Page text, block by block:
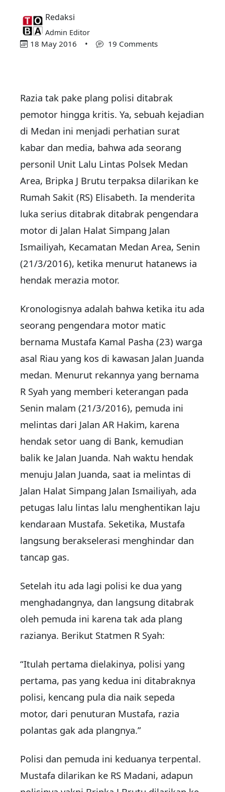
Redaksi
Admin Editor
18 May 2016 • 19 Comments
Razia tak pake plang polisi ditabrak
pemotor hingga kritis. Ya, sebuah kejadian
di Medan ini menjadi perhatian surat
kabar dan media, bahwa ada seorang
personil Unit Lalu Lintas Polsek Medan
Area, Bripka J Brutu terpaksa dilarikan ke
Rumah Sakit (RS) Elisabeth. Ia menderita
luka serius ditabrak ditabrak pengendara
motor di Jalan Halat Simpang Jalan
Ismailiyah, Kecamatan Medan Area, Senin
(21/3/2016), ketika menurut hatanews ia
hendak merazia motor.
Kronologisnya adalah bahwa ketika itu ada
seorang pengendara motor matic
bernama Mustafa Kamal Pasha (23) warga
asal Riau yang kos di kawasan Jalan Juanda
medan. Menurut rekannya yang bernama
R Syah yang memberi keterangan pada
Senin malam (21/3/2016), pemuda ini
melintas dari Jalan AR Hakim, karena
hendak setor uang di Bank, kemudian
balik ke Jalan Juanda. Nah waktu hendak
menuju Jalan Juanda, saat ia melintas di
Jalan Halat Simpang Jalan Ismailiyah, ada
petugas lalu lintas lalu menghentikan laju
kendaraan Mustafa. Seketika, Mustafa
langsung berakselerasi menghindar dan
tancap gas.
Setelah itu ada lagi polisi ke dua yang
menghadangnya, dan langsung ditabrak
oleh pemuda ini karena tak ada plang
razianya. Berikut Statmen R Syah:
“Itulah pertama dielakinya, polisi yang
pertama, pas yang kedua ini ditabraknya
polisi, kencang pula dia naik sepeda
motor, dari penuturan Mustafa, razia
polantas gak ada plangnya.”
Polisi dan pemuda ini keduanya terpental.
Mustafa dilarikan ke RS Madani, adapun